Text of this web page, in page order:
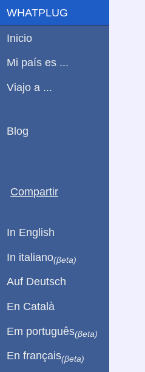
WHATPLUG
Inicio
Mi país es ...
Viajo a ...
Blog
Compartir
In English
In italiano(βeta)
Auf Deutsch
En Català
Em português(βeta)
En français(βeta)